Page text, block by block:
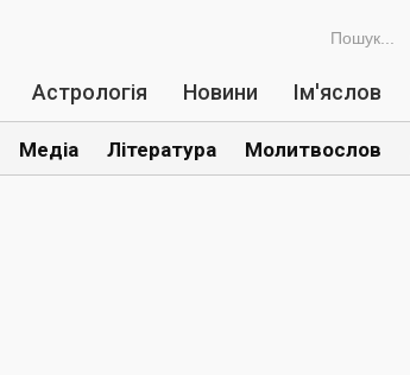
Астрологія Новини Ім'яслов
Медіа Література Молитвослов